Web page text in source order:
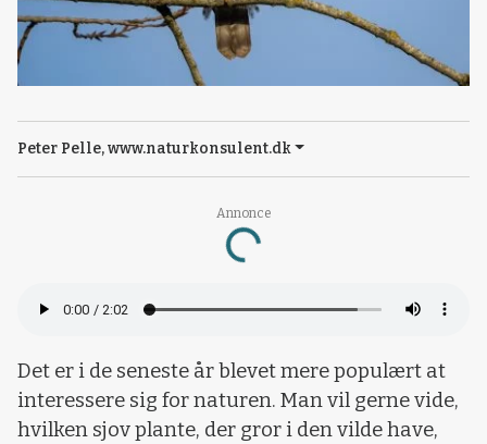
Annonce
Loading...
Peter Pelle, www.naturkonsulent.dk
Det er i de seneste år blevet mere populært at
interessere sig for naturen. Man vil gerne vide,
hvilken sjov plante, der gror i den vilde have,